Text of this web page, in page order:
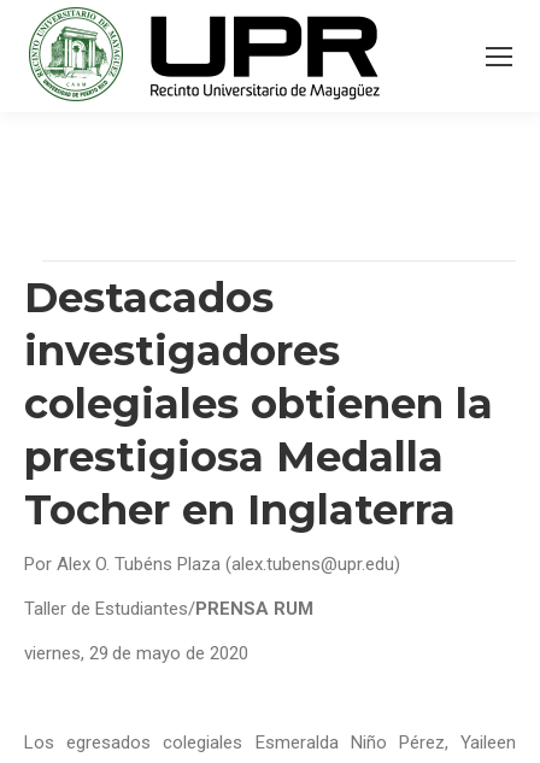
Destacados
investigadores
colegiales obtienen la
prestigiosa Medalla
Tocher en Inglaterra
Por Alex O. Tubéns Plaza (alex.tubens@upr.edu)
Taller de Estudiantes/PRENSA RUM
viernes, 29 de mayo de 2020
Los egresados colegiales Esmeralda Niño Pérez, Yaileen